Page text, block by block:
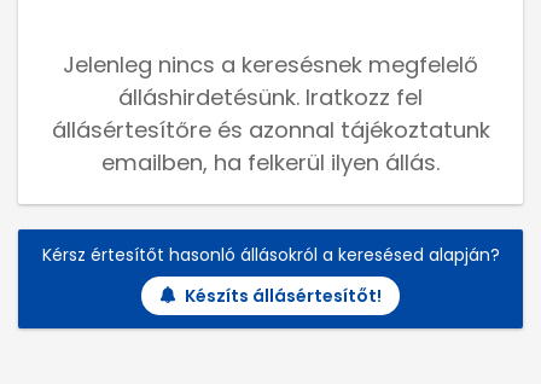
Jelenleg nincs a keresésnek megfelelő
álláshirdetésünk. Iratkozz fel
állásértesítőre és azonnal tájékoztatunk
emailben, ha felkerül ilyen állás.
Kérsz értesítőt hasonló állásokról a keresésed alapján?
Készíts állásértesítőt!